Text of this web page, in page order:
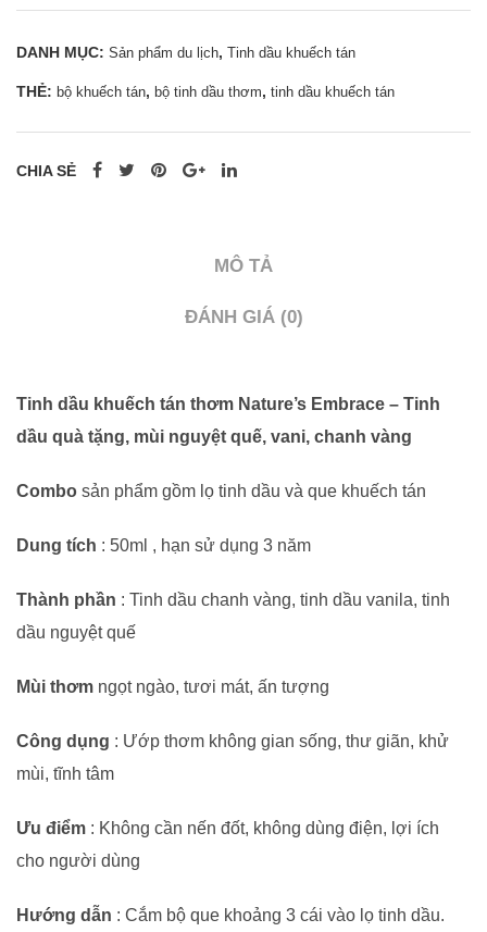
thơm
Nature's
chanh
vàng
0962
995
0937
501
lượng
DANH MỤC: Sản phẩm du lịch, Tinh dầu khuếch tán
THẺ: bộ khuếch tán, bộ tinh dầu thơm, tinh dầu khuếch tán
CHIA SẺ
MÔ TẢ
ĐÁNH GIÁ (0)
Tinh dầu khuếch tán thơm Nature’s Embrace – Tinh
dầu quà tặng, mùi nguyệt quế, vani, chanh vàng
Combo sản phẩm gồm lọ tinh dầu và que khuếch tán
Dung tích : 50ml , hạn sử dụng 3 năm
Thành phần : Tinh dầu chanh vàng, tinh dầu vanila, tinh
dầu nguyệt quế
Mùi thơm ngọt ngào, tươi mát, ấn tượng
Công dụng : Ướp thơm không gian sống, thư giãn, khử
mùi, tĩnh tâm
Ưu điểm : Không cần nến đốt, không dùng điện, lợi ích
cho người dùng
Hướng dẫn : Cắm bộ que khoảng 3 cái vào lọ tinh dầu.